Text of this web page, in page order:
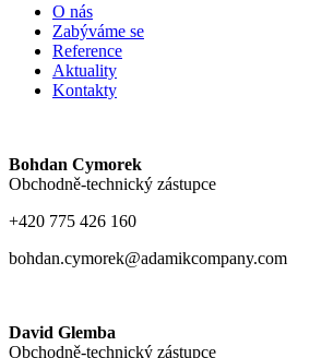
O nás
Zabýváme se
Reference
Aktuality
Kontakty
Bohdan Cymorek
Obchodně-technický zástupce
+420 775 426 160
bohdan.cymorek@adamikcompany.com
David Glemba
Obchodně-technický zástupce